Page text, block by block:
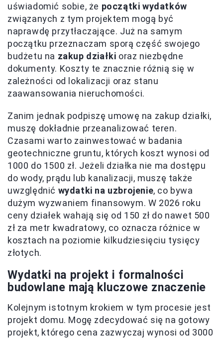
uświadomić sobie, że początki wydatków
związanych z tym projektem mogą być
naprawdę przytłaczające. Już na samym
początku przeznaczam sporą część swojego
budżetu na zakup działki oraz niezbędne
dokumenty. Koszty te znacznie różnią się w
zależności od lokalizacji oraz stanu
zaawansowania nieruchomości.
Zanim jednak podpiszę umowę na zakup działki,
muszę dokładnie przeanalizować teren.
Czasami warto zainwestować w badania
geotechniczne gruntu, których koszt wynosi od
1000 do 1500 zł. Jeżeli działka nie ma dostępu
do wody, prądu lub kanalizacji, muszę także
uwzględnić wydatki na uzbrojenie, co bywa
dużym wyzwaniem finansowym. W 2026 roku
ceny działek wahają się od 150 zł do nawet 500
zł za metr kwadratowy, co oznacza różnice w
kosztach na poziomie kilkudziesięciu tysięcy
złotych.
Wydatki na projekt i formalności
budowlane mają kluczowe znaczenie
Kolejnym istotnym krokiem w tym procesie jest
projekt domu. Mogę zdecydować się na gotowy
projekt, którego cena zazwyczaj wynosi od 3000